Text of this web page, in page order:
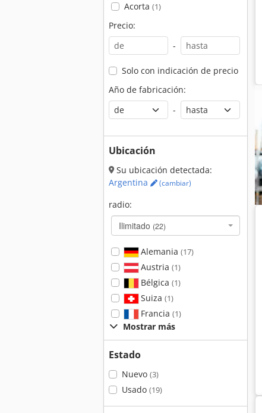
Acorta (1)
Precio:
-
Solo con indicación de precio
Año de fabricación:
-
Ubicación
Su ubicación detectada:
Argentina
(cambiar)
radio:
Ilimitado (22)
Alemania (17)
Austria (1)
Bélgica (1)
Suiza (1)
Francia (1)
Mostrar más
Estado
Nuevo (3)
Usado (19)